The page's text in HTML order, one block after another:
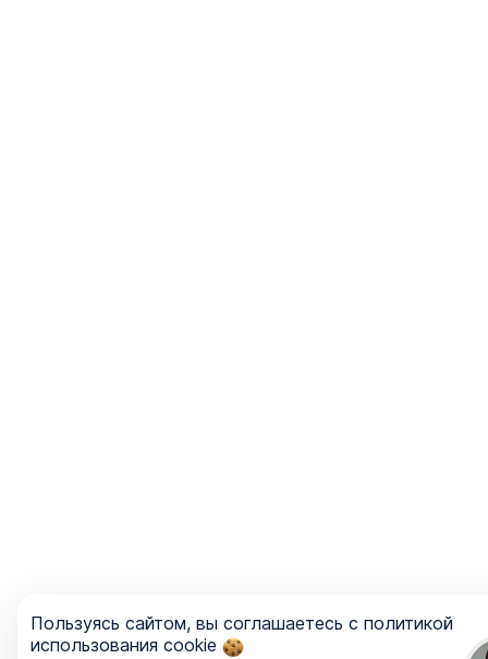
Пользуясь сайтом, вы соглашаетесь с политикой
использования cookie